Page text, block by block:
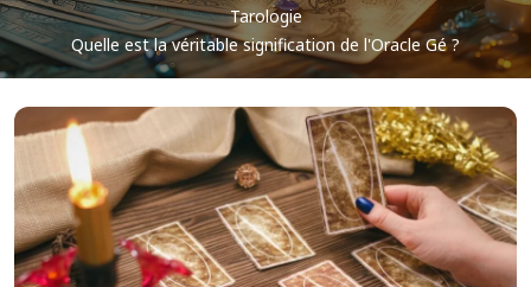
Tarologie
Quelle est la véritable signification de l'Oracle Gé ?